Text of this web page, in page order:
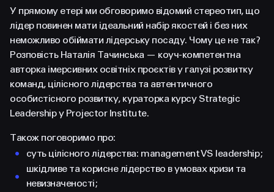
У прямому етері ми обговоримо відомий стереотип, що
лідер повинен мати ідеальний набір якостей і без них
неможливо обіймати лідерську посаду. Чому це не так?
Розповість Наталія Тачинська — коуч-компетентна
авторка імерсивних освітніх проєктів у галузі розвитку
команд, цілісного лідерства та автентичного
особистісного розвитку, кураторка курсу Strategic
Leadership у Projector Institute.
Також поговоримо про:
суть цілісного лідерства: management VS leadership;
шкідливе та корисне лідерство в умовах кризи та
невизначеності;